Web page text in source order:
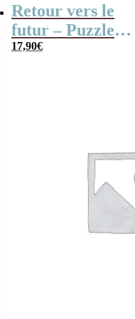
Retour vers le
futur – Puzzle
1000 pièces out a
17,90€